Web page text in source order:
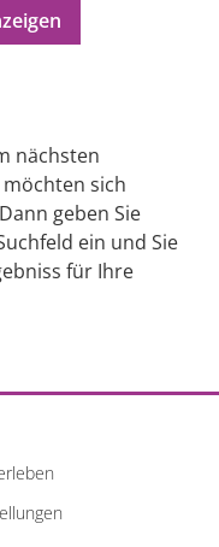
nächsten
sich
geben Sie
ein und Sie
für Ihre